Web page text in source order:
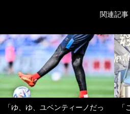
関連記事
「ゆ、ゆ、ユベンティーノだっ